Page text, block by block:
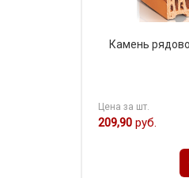
Камень
Цена за шт.
209,90 руб.